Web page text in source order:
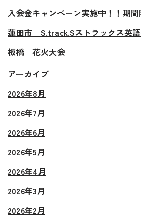
入会金キャンペーン実施中！！期
蓮田市 S.track.Sストラックス英
板橋 花火大会
アーカイブ
2026年8月
2026年7月
2026年6月
2026年5月
2026年4月
2026年3月
2026年2月